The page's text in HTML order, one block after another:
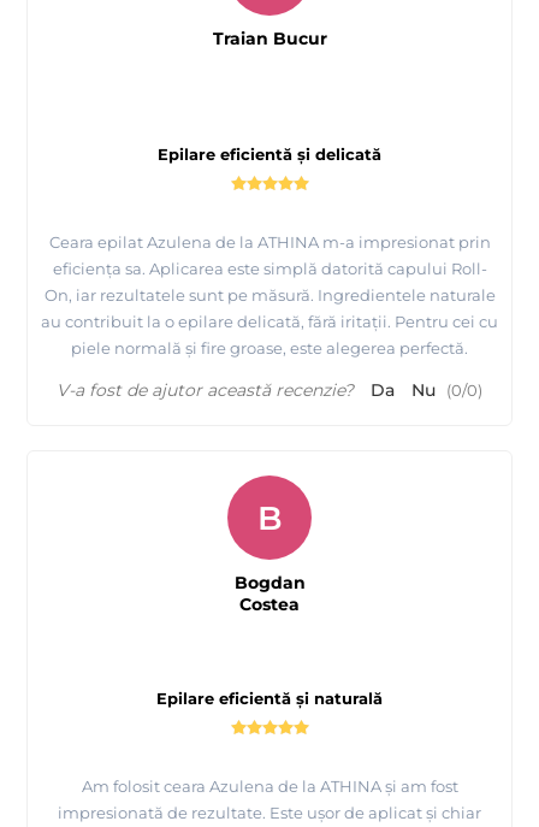
Epilare eficientă și delicată
Ceara epilat Azulena de la ATHINA m-a impresionat prin
eficiența sa. Aplicarea este simplă datorită capului Roll-
On, iar rezultatele sunt pe măsură. Ingredientele naturale
au contribuit la o epilare delicată, fără iritații. Pentru cei cu
piele normală și fire groase, este alegerea perfectă.
Traian Bucur
V-a fost de ajutor această recenzie? Da Nu (0/0)
Epilare eficientă și naturală
Am folosit ceara Azulena de la ATHINA și am fost
impresionată de rezultate. Este ușor de aplicat și chiar
B
Bogdan
Costea